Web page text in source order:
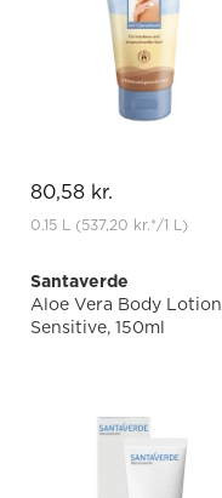
80,58 kr.
0.15 L (537,20 kr.*/1 L)
Santaverde
Aloe Vera Body Lotion
Sensitive, 150ml